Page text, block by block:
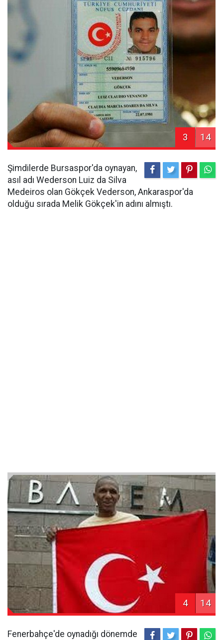
3 14
Şimdilerde Bursaspor'da oynayan,
asıl adı Wederson Luiz da Silva
Medeiros olan Gökçek Vederson, Ankaraspor'da
olduğu sırada Melik Gökçek'in adını almıştı.
4 14
Fenerbahçe'de oynadığı dönemde